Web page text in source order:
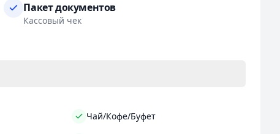
Пакет документов
Кассовый чек
Чай/Кофе/Буфет